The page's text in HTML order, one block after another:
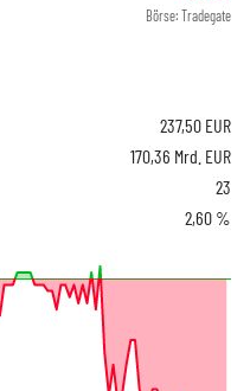
Börse: Tradegate
237,50 EUR
170,36 Mrd. EUR
23
2,60 %